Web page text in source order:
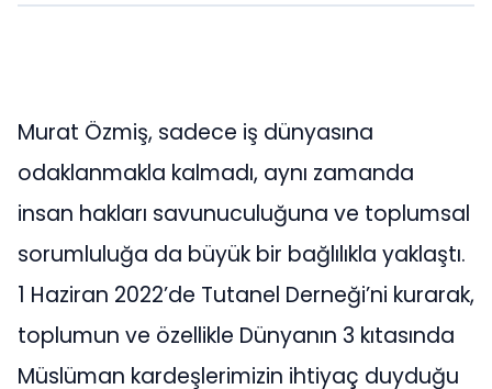
Murat Özmiş, sadece iş dünyasına
odaklanmakla kalmadı, aynı zamanda
insan hakları savunuculuğuna ve toplumsal
sorumluluğa da büyük bir bağlılıkla yaklaştı.
1 Haziran 2022’de Tutanel Derneği’ni kurarak,
toplumun ve özellikle Dünyanın 3 kıtasında
Müslüman kardeşlerimizin ihtiyaç duyduğu